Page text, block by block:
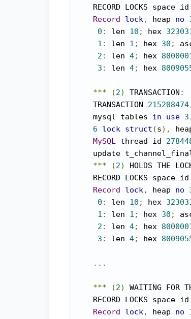
    RECORD LOCKS space id
Record
lock, heap no
0 : len 10 ; hex
1 : len 1 ; hex 30 ;
2 : len 4; hex
3 : len 4; hex
*** (2) TRANSACTION :
    TRANSACTION
215208474
    mysql tables
in use 3
6
lock struct (s),
MySQL thread id
update
***
(2) HOLDS THE
    RECORD LOCKS space id
Record
lock, heap no
0 : len 10 ; hex
1 : len 1 ; hex 30 ;
2 : len 4; hex
3 : len 4; hex
...
*** (2) WAITING FOR
    RECORD LOCKS space id
Record
lock, heap no